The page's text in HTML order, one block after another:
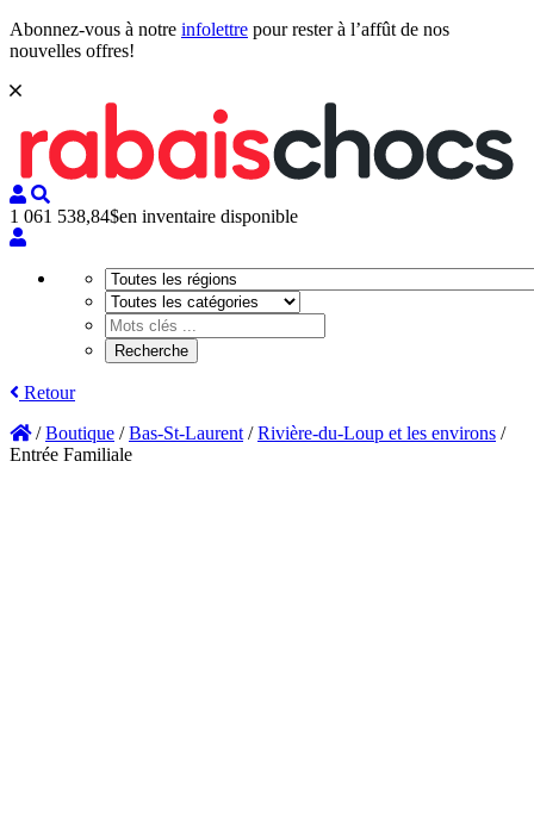
Abonnez-vous à notre infolettre pour rester à l’affût de nos
nouvelles offres!
1 061 538,84$en inventaire disponible
Retour
/Boutique /Bas-St-Laurent /Rivière-du-Loup et les environs /
Entrée Familiale